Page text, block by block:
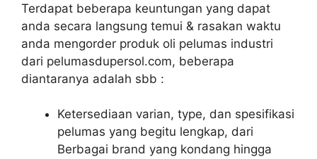
Terdapat beberapa keuntungan yang dapat
anda secara langsung temui & rasakan waktu
anda mengorder produk oli pelumas industri
dari pelumasdupersol.com, beberapa
diantaranya adalah sbb :
Ketersediaan varian, type, dan spesifikasi
pelumas yang begitu lengkap, dari
Berbagai brand yang kondang hingga